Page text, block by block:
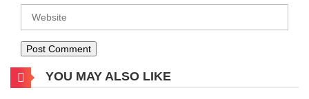
YOU MAY ALSO LIKE